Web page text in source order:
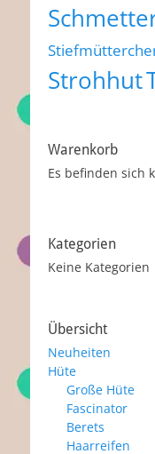
Strohhut
Warenkorb
Es befinden sich
Kategorien
Keine Kategorien
Übersicht
Neuheiten
Hüte
Große Hüte
Fascinator
Berets
Haarreifen